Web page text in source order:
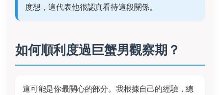
度想，這代表他很認真看待這段關係。
如何順利度過巨蟹男觀察期？
這可能是你最關心的部分。我根據自己的經驗，總